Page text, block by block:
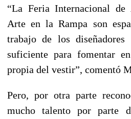
“La Feria Internacional
Arte en la Rampa son
trabajo de los diseñadores
suficiente para fomentar
propia del vestir”, comentó
Pero, por otra parte
mucho talento por parte